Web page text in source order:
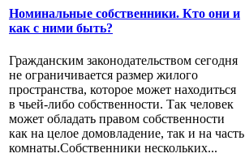
Номинальные собственники. Кто они и
как с ними быть?
Гражданским законодательством сегодня
не ограничивается размер жилого
пространства, которое может находиться
в чьей-либо собственности. Так человек
может обладать правом собственности
как на целое домовладение, так и на часть
комнаты.Собственники нескольких...